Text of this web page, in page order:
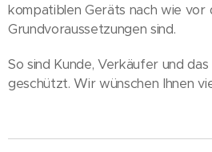
kompatiblen Geräts nach wie vor
Grundvoraussetzungen sind.
So sind Kunde, Verkäufer und
geschützt. Wir wünschen Ihnen